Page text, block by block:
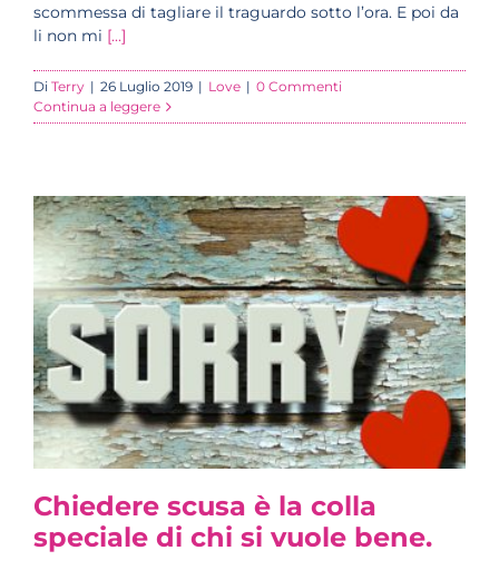
scommessa di tagliare il traguardo sotto l’ora. E poi da
li non mi [...]
Di Terry | 26 Luglio 2019 | Love | 0 Commenti
Continua a leggere
Chiedere scusa è la colla
speciale di chi si vuole bene.